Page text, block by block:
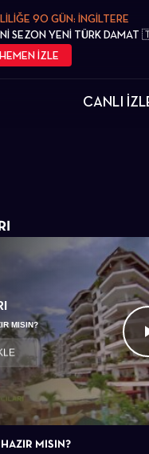
90 GÜN: İNGİLTERE
SEZON YENİ TÜRK
HEMEN İZLE
CANLI
MISIN?
MISIN?